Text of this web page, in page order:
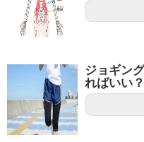
ジョギン
ればいい